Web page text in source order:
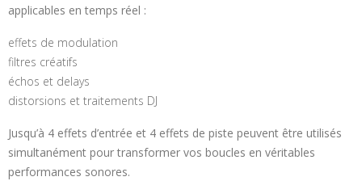
applicables en temps réel :
effets de modulation
filtres créatifs
échos et delays
distorsions et traitements DJ
Jusqu’à 4 effets d’entrée et 4 effets de piste peuvent être utilisés
simultanément pour transformer vos boucles en véritables
performances sonores.